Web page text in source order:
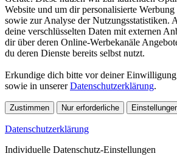
Website und um dir personalisierte
sowie zur Analyse der Nutzungsstatistiken.
deine verschlüsselten Daten mit externen
dir über deren Online-Werbekanäle
du deren Dienste bereits selbst nutzt.
Erkundige dich bitte vor deiner
sowie in unsererDatenschutzerklärung.
Zustimmen Nur erforderliche
Datenschutzerklärung
Individuelle Datenschutz-Einstellungen